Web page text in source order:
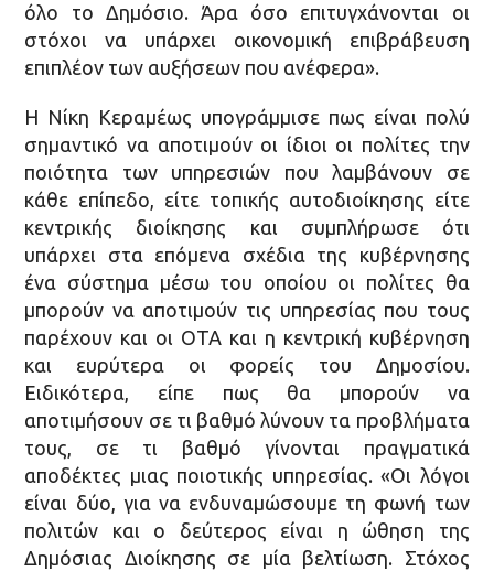
όλο το Δημόσιο. Άρα όσο επιτυγχάνονται οι
στόχοι να υπάρχει οικονομική επιβράβευση
επιπλέον των αυξήσεων που ανέφερα».
Η Νίκη Κεραμέως υπογράμμισε πως είναι πολύ
σημαντικό να αποτιμούν οι ίδιοι οι πολίτες την
ποιότητα των υπηρεσιών που λαμβάνουν σε
κάθε επίπεδο, είτε τοπικής αυτοδιοίκησης είτε
κεντρικής διοίκησης και συμπλήρωσε ότι
υπάρχει στα επόμενα σχέδια της κυβέρνησης
ένα σύστημα μέσω του οποίου οι πολίτες θα
μπορούν να αποτιμούν τις υπηρεσίας που τους
παρέχουν και οι ΟΤΑ και η κεντρική κυβέρνηση
και ευρύτερα οι φορείς του Δημοσίου.
Ειδικότερα, είπε πως θα μπορούν να
αποτιμήσουν σε τι βαθμό λύνουν τα προβλήματα
τους, σε τι βαθμό γίνονται πραγματικά
αποδέκτες μιας ποιοτικής υπηρεσίας. «Οι λόγοι
είναι δύο, για να ενδυναμώσουμε τη φωνή των
πολιτών και ο δεύτερος είναι η ώθηση της
Δημόσιας Διοίκησης σε μία βελτίωση. Στόχος